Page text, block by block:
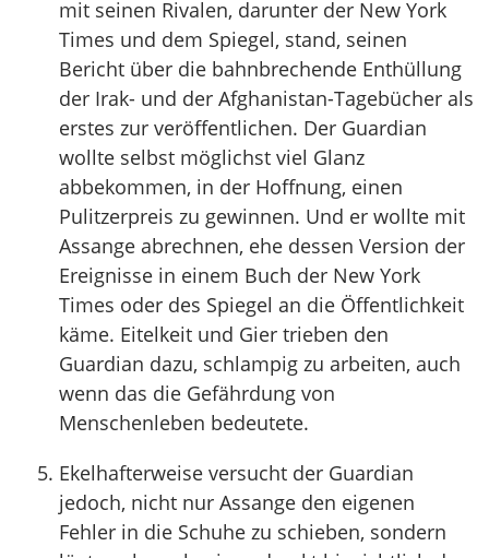
mit seinen Rivalen, darunter der New York
Times und dem Spiegel, stand, seinen
Bericht über die bahnbrechende Enthüllung
der Irak- und der Afghanistan-Tagebücher als
erstes zur veröffentlichen. Der Guardian
wollte selbst möglichst viel Glanz
abbekommen, in der Hoffnung, einen
Pulitzerpreis zu gewinnen. Und er wollte mit
Assange abrechnen, ehe dessen Version der
Ereignisse in einem Buch der New York
Times oder des Spiegel an die Öffentlichkeit
käme. Eitelkeit und Gier trieben den
Guardian dazu, schlampig zu arbeiten, auch
wenn das die Gefährdung von
Menschenleben bedeutete.
Ekelhafterweise versucht der Guardian
jedoch, nicht nur Assange den eigenen
Fehler in die Schuhe zu schieben, sondern